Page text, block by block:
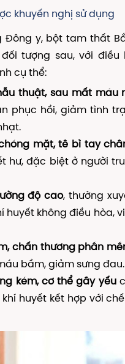
khuyến nghị sử dụng
Đông y, bột tam thất
tượng sau, với điều
cụ thể:
thuật, sau mất máu
phục hồi, giảm tình
mặt, tê bì tay
hư, đặc biệt ở người
độ cao, thường
huyết không điều hòa,
chấn thương phần
bầm, giảm sưng đau.
kém, cơ thể gầy yếu
huyết kết hợp với